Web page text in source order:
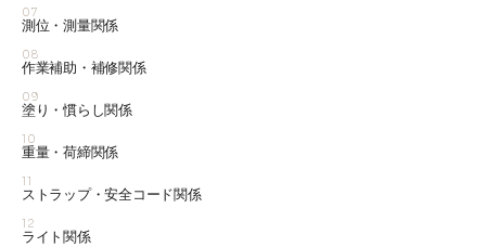
07
測位・測量関係
08
作業補助・補修関係
09
塗り・慣らし関係
10
重量・荷締関係
11
ストラップ・安全コード関係
12
ライト関係